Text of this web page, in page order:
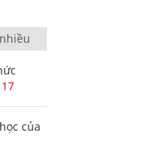
17
của